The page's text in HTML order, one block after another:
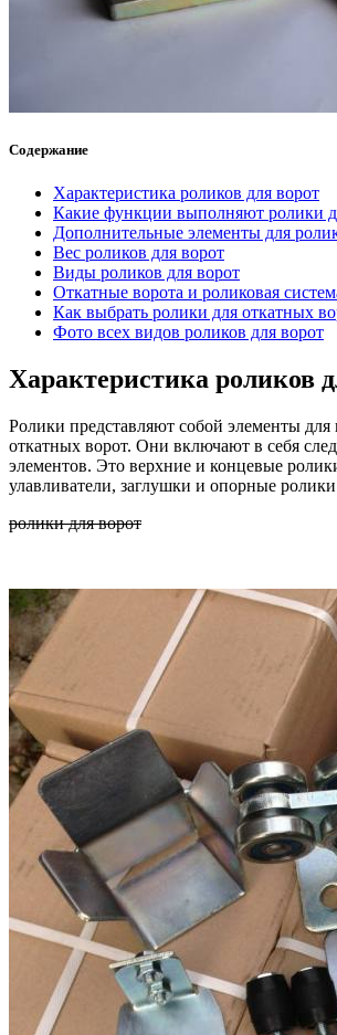
Содержание
Характеристика роликов для ворот
Какие функции выполняют ролики
Дополнительные элементы для
Вес роликов для ворот
Виды роликов для ворот
Откатные ворота и роликовая
Как выбрать ролики для откатных
Фото всех видов роликов для ворот
Характеристика роликов
Ролики представляют собой элементы
откатных ворот. Они включают в себя
элементов. Это верхние и концевые
улавливатели, заглушки и опорные
ролики для ворот